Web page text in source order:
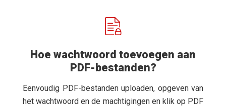
Hoe wachtwoord toevoegen aan
PDF-bestanden?
Eenvoudig PDF-bestanden uploaden, opgeven van
het wachtwoord en de machtigingen en klik op PDF